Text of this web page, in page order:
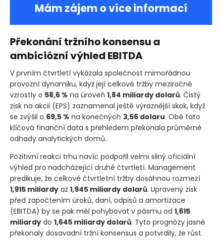
Mám zájem o více informací
Překonání tržního konsensu a
ambiciózní výhled EBITDA
V prvním čtvrtletí vykázala společnost mimořádnou
provozní dynamiku, když její celkové tržby meziročně
vzrostly o 58,6 % na úroveň 1,84 miliardy dolarů. Čistý
zisk na akcii (EPS) zaznamenal ještě výraznější skok, když
se zvýšil o 69,5 % na konečných 3,56 dolaru. Obě tato
klíčová finanční data s přehledem překonala průměrné
odhady analytických domů.
Pozitivní reakci trhu navíc podpořil velmi silný oficiální
výhled pro nadcházející druhé čtvrtletí. Management
predikuje, že celkové čtvrtletní tržby dosáhnou rozmezí
1,915 miliardy až 1,945 miliardy dolarů. Upravený zisk
před započtením úroků, daní, odpisů a amortizace
(EBITDA) by se pak měl pohybovat v pásmu od 1,615
miliardy do 1,645 miliardy dolarů. Tyto prognózy jasně
překonaly dosavadní tržní konsensus a potvrdily, že růst